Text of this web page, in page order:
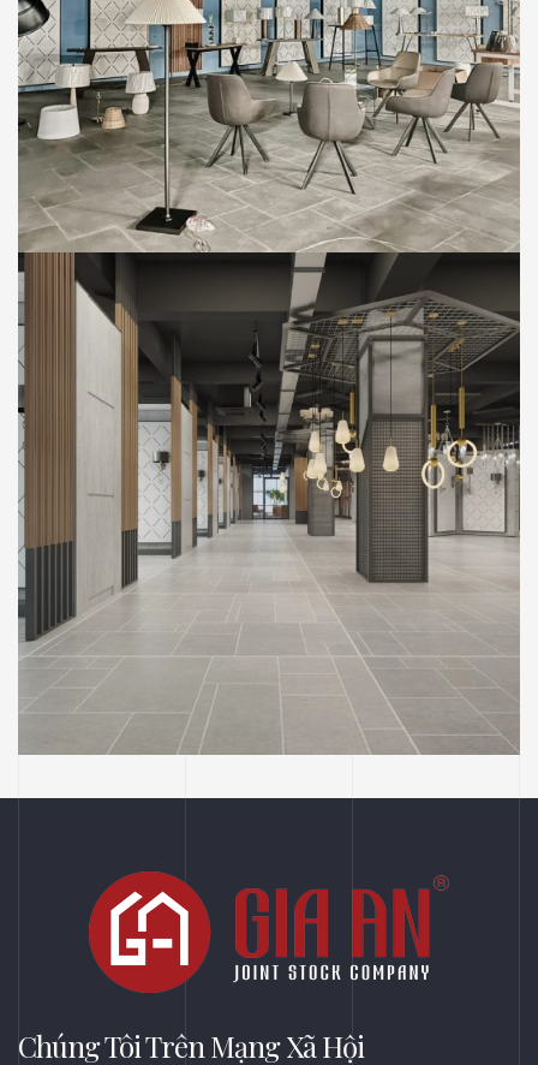
MOCAL CREATIVE SHOWROOM
Thi Công Công Trình Showroom Đèn
Công Ty Mocal Creative (Tầng 02) – Thị Xã
Bến Cát, Bình Dương
MOCAL CREATIVE SHOWROOM THIẾT KẾ
Phối Cảnh Thiết Kế Tầng 02 Showroom
Chúng Tôi Trên Mạng Xã Hội